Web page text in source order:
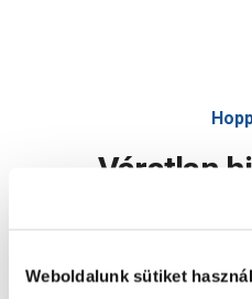
Weboldalunk sütiket használ
Váratlan